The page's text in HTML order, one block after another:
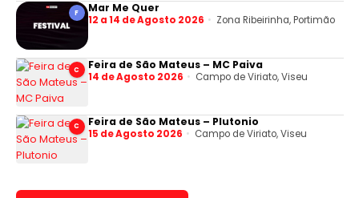
F Mar Me Quer
12 a 14 de Agosto 2026 Zona Ribeirinha, Portimão
C Feira de São Mateus – MC Paiva
14 de Agosto 2026 Campo de Viriato, Viseu
C Feira de São Mateus – Plutonio
15 de Agosto 2026 Campo de Viriato, Viseu